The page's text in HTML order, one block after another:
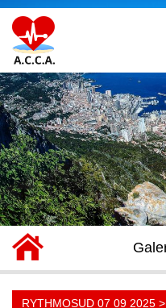
BIENVENUE SUR
L 'ACCA
RYTHMOSUD 07 09 2025 >